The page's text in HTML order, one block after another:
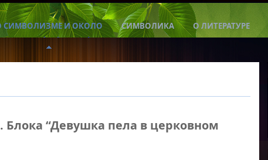
СИМВОЛИЗМЕ И ОКОЛО СИМВОЛИКА О ЛИТЕРАТУРЕ
Блока “Девушка пела в церковном